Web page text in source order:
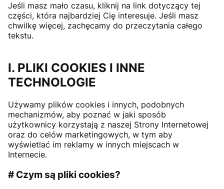
Jeśli masz mało czasu, kliknij na link dotyczący tej
części, która najbardziej Cię interesuje. Jeśli masz
chwilkę więcej, zachęcamy do przeczytania całego
tekstu.
I. PLIKI COOKIES I INNE
TECHNOLOGIE
Używamy plików cookies i innych, podobnych
mechanizmów, aby poznać w jaki sposób
użytkownicy korzystają z naszej Strony Internetowej
oraz do celów marketingowych, w tym aby
wyświetlać im reklamy w innych miejscach w
Internecie.
# Czym są pliki cookies?